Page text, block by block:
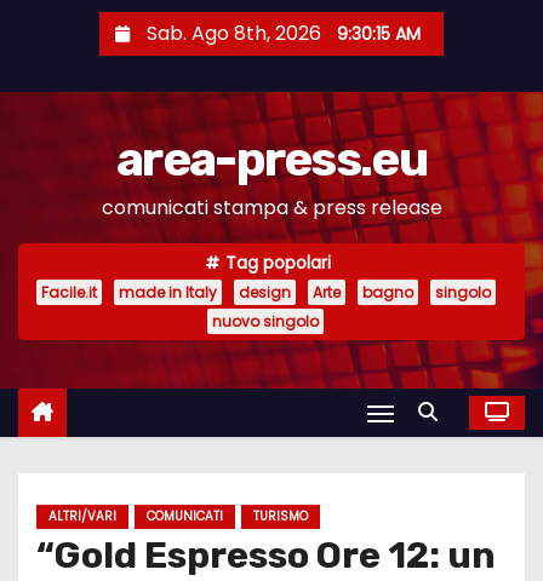
e
Sab. Ago 8th, 2026 9:30:16 AM
area-press.eu
comunicati stampa & press release
Tag popolari
Facile.it made in Italy design Arte bagno
singolo
nuovo singolo
ALTRI/VARI COMUNICATI TURISMO
“Gold Espresso Ore 12: un